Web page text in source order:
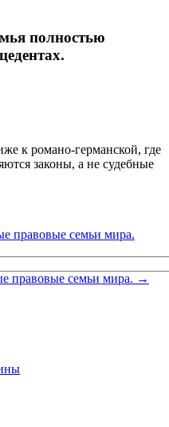
полностью
к романо-германской, где
законы, а не судебные
правовые семьи мира.
правовые семьи мира. →